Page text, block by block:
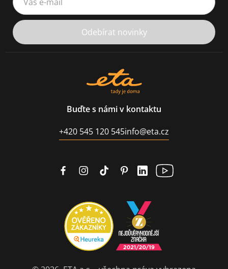
Odebírat novinky
Buďte s námi v kontaktu
+420 545 120 545info@eta.cz